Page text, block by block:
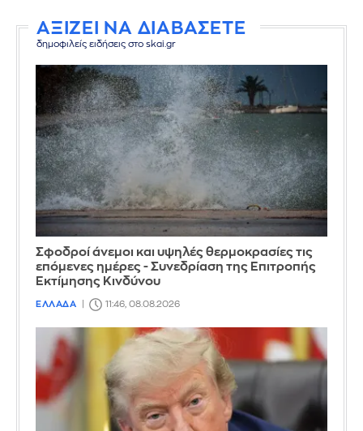
ΑΞΙΖΕΙ ΝΑ ΔΙΑΒΑΣΕΤΕ
δημοφιλείς ειδήσεις στο skai.gr
Σφοδροί άνεμοι και υψηλές θερμοκρασίες τις
επόμενες ημέρες - Συνεδρίαση της Επιτροπής
Εκτίμησης Κινδύνου
ΕΛΛΑΔΑ 11:46, 08.08.2026